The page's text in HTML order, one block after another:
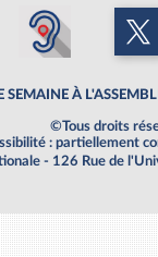
SEMAINE À
©Tous droits
: partiellement
- 126 Rue de